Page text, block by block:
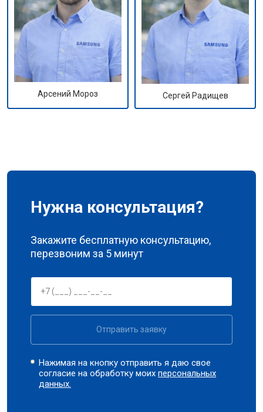
Арсений Мороз Сергей Радищев
Нужна консультация?
Закажите бесплатную консультацию,
перезвоним за 5 минут
Отправить заявку
Нажимая на кнопку отправить я даю свое
согласие на обработку моихперсональных
данных.